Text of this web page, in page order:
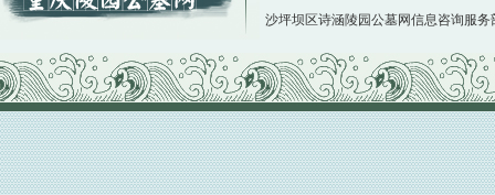
沙坪坝区诗涵陵园公墓网信息咨询服